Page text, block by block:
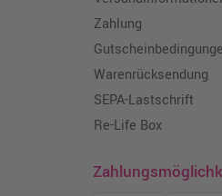
Zahlung
Warenrücksendung
SEPA-Lastschrift
Re-Life Box